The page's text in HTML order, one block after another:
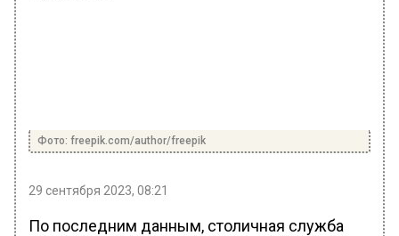
Фото: freepik.com/author/freepik
29 сентября 2023, 08:21
По последним данным, столичная служба